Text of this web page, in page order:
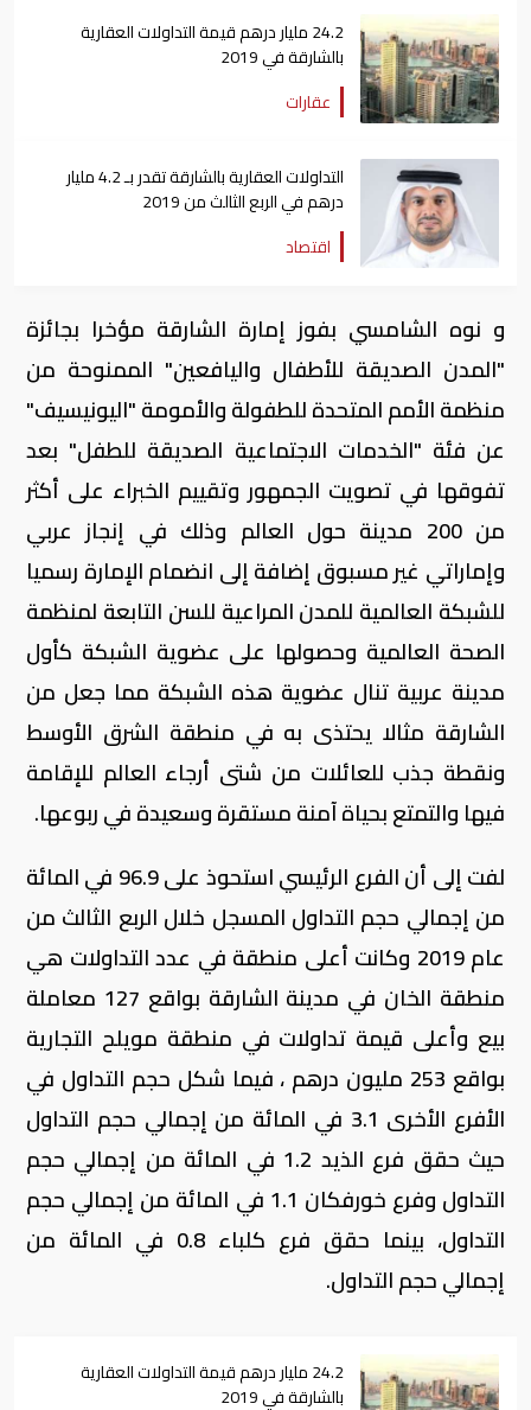
24.2 مليار درهم قيمة التداولات العقارية
بالشارقة في 2019
عقارات
التداولات العقارية بالشارقة تقدر بـ 4.2 مليار
درهم في الربع الثالث من 2019
اقتصاد
و نوه الشامسي بفوز إمارة الشارقة مؤخرا بجائزة
"المدن الصديقة للأطفال واليافعين" الممنوحة من
منظمة الأمم المتحدة للطفولة والأمومة "اليونيسيف"
عن فئة "الخدمات الاجتماعية الصديقة للطفل" بعد
تفوقها في تصويت الجمهور وتقييم الخبراء على أكثر
من 200 مدينة حول العالم وذلك في إنجاز عربي
وإماراتي غير مسبوق إضافة إلى انضمام الإمارة رسميا
للشبكة العالمية للمدن المراعية للسن التابعة لمنظمة
الصحة العالمية وحصولها على عضوية الشبكة كأول
مدينة عربية تنال عضوية هذه الشبكة مما جعل من
الشارقة مثالا يحتذى به في منطقة الشرق الأوسط
ونقطة جذب للعائلات من شتى أرجاء العالم للإقامة
فيها والتمتع بحياة آمنة مستقرة وسعيدة في ربوعها.
لفت إلى أن الفرع الرئيسي استحوذ على 96.9 في المائة
من إجمالي حجم التداول المسجل خلال الربع الثالث من
عام 2019 وكانت أعلى منطقة في عدد التداولات هي
منطقة الخان في مدينة الشارقة بواقع 127 معاملة
بيع وأعلى قيمة تداولات في منطقة مويلح التجارية
بواقع 253 مليون درهم ، فيما شكل حجم التداول في
الأفرع الأخرى 3.1 في المائة من إجمالي حجم التداول
حيث حقق فرع الذيد 1.2 في المائة من إجمالي حجم
التداول وفرع خورفكان 1.1 في المائة من إجمالي حجم
التداول، بينما حقق فرع كلباء 0.8 في المائة من
إجمالي حجم التداول.
24.2 مليار درهم قيمة التداولات العقارية
بالشارقة في 2019